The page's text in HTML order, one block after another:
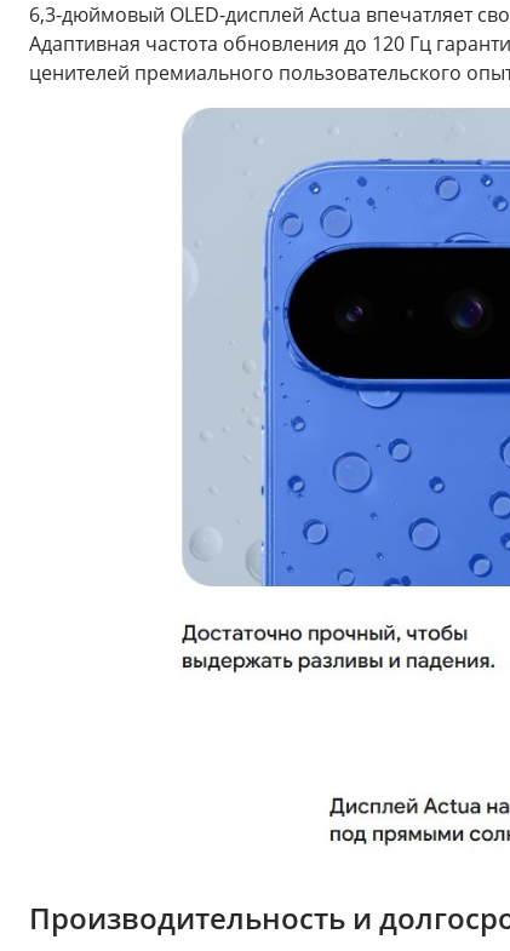
6,3-дюймовый OLED-дисплей Actua впечатляет
Адаптивная частота обновления до 120 Гц
ценителей премиального пользовательского
Производительность и